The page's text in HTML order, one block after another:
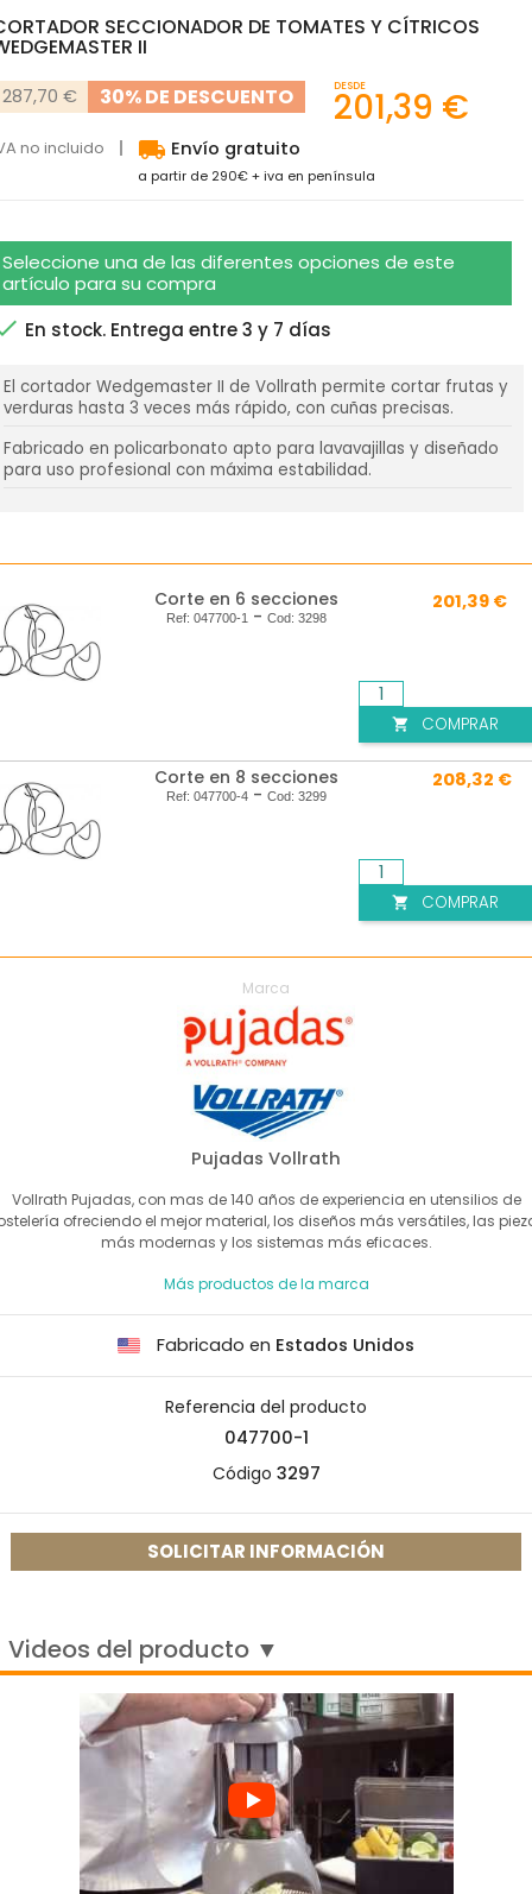
SECCIONADOR DE TOMATES Y CÍTRICOS
II
287,70 € 30% DE DESCUENTO DESDE
201,39 €
no incluido local_shipping Envío gratuito
a partir de 290€ + iva en península
Seleccione una de las diferentes opciones de este
artículo para su compra
En stock. Entrega entre 3 y 7 días
El cortador Wedgemaster II de Vollrath permite cortar frutas y
verduras hasta 3 veces más rápido, con cuñas precisas.
Fabricado en policarbonato apto para lavavajillas y diseñado
para uso profesional con máxima estabilidad.
Marca
Pujadas Vollrath
Vollrath Pujadas, con mas de 140 años de experiencia en utensilios de
ofreciendo el mejor material, los diseños más versátiles, las
más modernas y los sistemas más eficaces.
Más productos de la marca
Fabricado en Estados Unidos
Referencia del producto
047700-1
Código 3297
SOLICITAR INFORMACIÓN
Corte en 6 secciones
Ref: 047700-1 - Cod: 3298
201,39 €
 COMPRAR
Corte en 8 secciones
Ref: 047700-4 - Cod: 3299
208,32 €
 COMPRAR
Videos del producto ▼